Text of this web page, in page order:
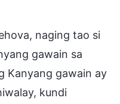
naging tao si
gawain sa
Kanyang gawain ay
kundi